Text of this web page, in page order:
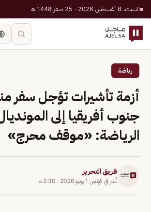
السبت، 8 أغسطس 2026 · 25 صفر 1448 هـ
رياضة
أزمة تأشيرات تؤجل سفر
جنوب أفريقيا إلى
الرياضة: «موقف محرج»
فريق التحرير
نُشر في الإثنين 1 يونيو 2026 · 2:30 م